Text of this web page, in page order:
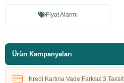
Fiyat Alarmı
Ürün Kampanyaları
Kredi Kartına Vade Farksız 3 Taksit